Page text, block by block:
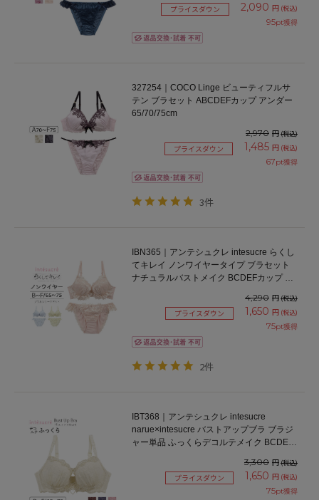
プライスダウン 2,090 円 (税込)
95pt獲得
327254｜COCO Linge ビューティフルサ
テン ブラセット ABCDEFカップ アンダー
65/70/75cm
2,970 円(税込)
プライスダウン 1,485 円 (税込)
67pt獲得
3件
IBN365｜アンテシュクレ intesucre らくし
てキレイ ノンワイヤータイプ ブラセット
ナチュラルバストメイク BCDEFカップ ア
4,290 円(税込)
プライスダウン 1,650 円 (税込)
75pt獲得
2件
IBT368｜アンテシュクレ intesucre
narue×intesucre バストアップブラ ブラジ
ャー単品 ふっくらデコルテメイク BCDEF
3,300 円(税込)
プライスダウン 1,650 円 (税込)
75pt獲得